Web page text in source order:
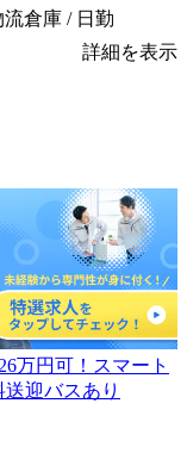
倉庫 / 日勤
詳細を表示